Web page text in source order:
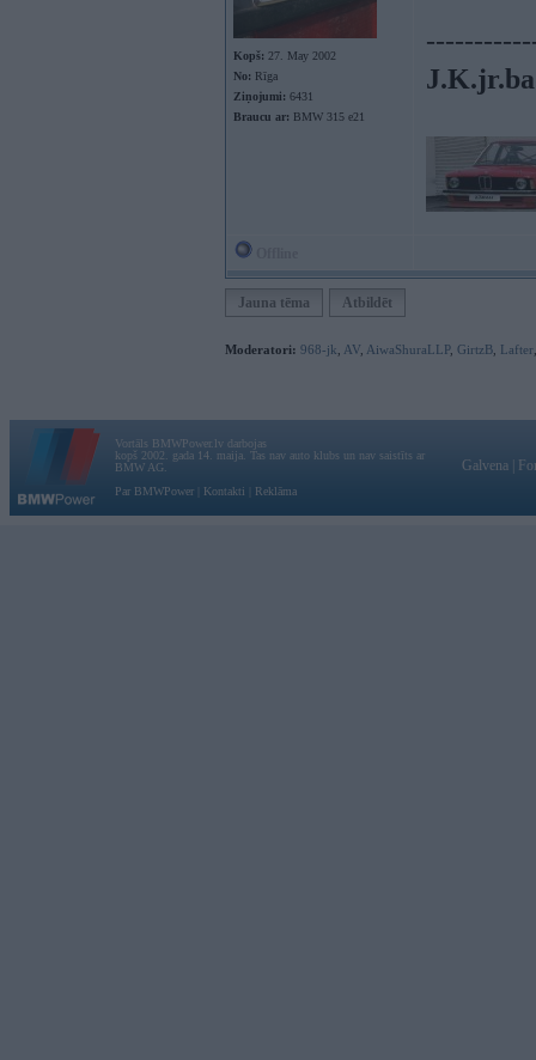
Kopš: 27. May 2002
No: Rīga
Ziņojumi: 6431
Braucu ar: BMW 315 e21
Jauna tēma Atbildēt
Moderatori: 968-jk AV AiwaShuraLLP, GirtzB Lafter
Vortāls BMWPower.lv darbojas
kopš 2002. gada 14. maija. Tas nav auto klubs un nav saistīts ar
BMW AG.
Par BMWPower
Kontakti Reklāma
Galvena